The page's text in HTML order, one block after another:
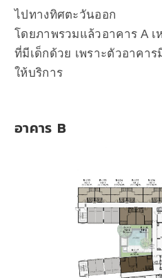
ไปทางทิศตะวันออก
โดยภาพรวมแล้วอาคาร A
ที่มีเด็กด้วย เพราะตัวอาคาร
ให้บริการ
อาคาร B